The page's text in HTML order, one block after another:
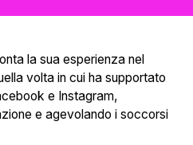
la sua esperienza nel
volta in cui ha supportato
e Instagram,
e agevolando i soccorsi